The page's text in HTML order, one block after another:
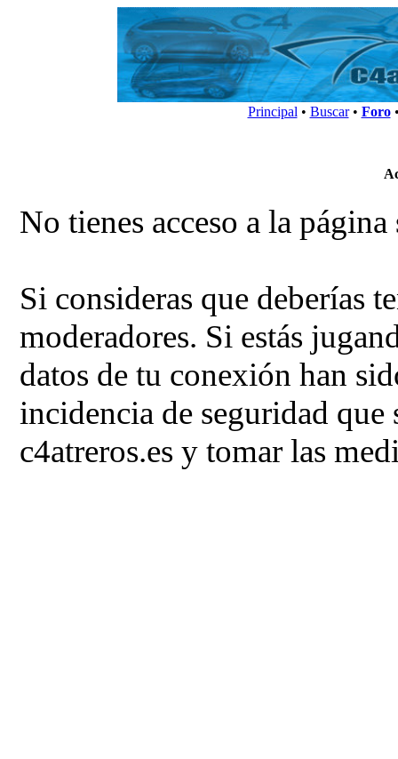
Principal • Buscar• Foro
No tienes acceso a la
Si consideras que deberías
moderadores. Si estás
datos de tu conexión han
incidencia de seguridad que
c4atreros.es y tomar las